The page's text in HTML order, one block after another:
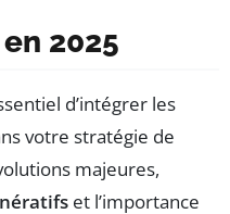
2025
d’intégrer les
votre stratégie de
majeures,
et l’importance